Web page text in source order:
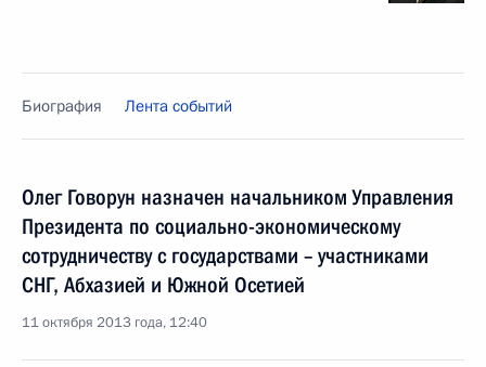
Биография Лента событий
Олег Говорун назначен начальником Управления
Президента по социально-экономическому
сотрудничеству с государствами – участниками
СНГ, Абхазией и Южной Осетией
11 октября 2013 года, 12:40